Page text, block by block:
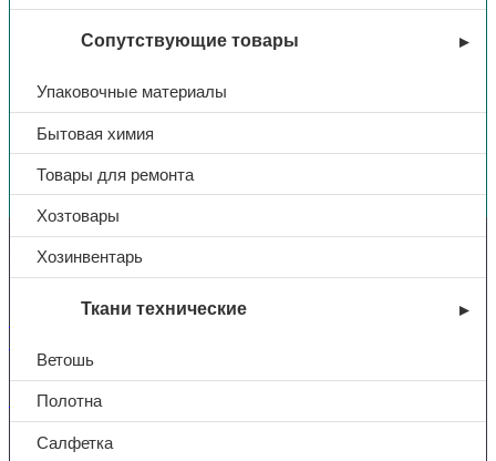
Сопутствующие товары
Упаковочные материалы
Бытовая химия
Товары для ремонта
Хозтовары
Хозинвентарь
Ткани технические
Ветошь
Полотна
Салфетка
Вы недавно смотрели
Контакты
+7 (831) 214-01-31
101@adk52.ru